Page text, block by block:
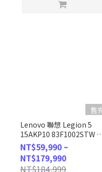
售
Lenovo 聯想 Legion 5
15AKP10 83F1002STW
(AMD Ryzen AI 7
350/16G/1TB/RTX5070/
客製化AI電競筆電
NT$59,990 ~
NT$179,990
NT$184,999